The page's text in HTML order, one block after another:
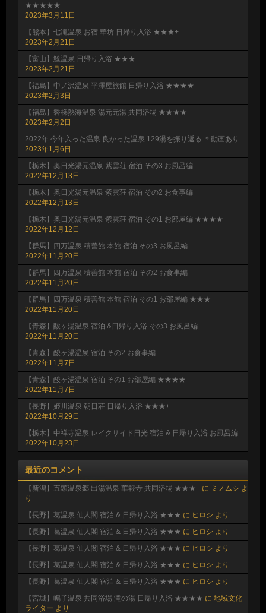
★★★★★
2023年3月11日
【熊本】七滝温泉 お宿 華坊 日帰り入浴 ★★★+
2023年2月21日
【富山】鯰温泉 日帰り入浴 ★★★
2023年2月21日
【福島】中ノ沢温泉 平澤屋旅館 日帰り入浴 ★★★★
2023年2月3日
【福島】磐梯熱海温泉 湯元元湯 共同浴場 ★★★★
2023年2月2日
2022年 今年入った温泉 良かった温泉 129湯を振り返る ＊動画あり
2023年1月6日
【栃木】奥日光湯元温泉 紫雲荘 宿泊 その3 お風呂編
2022年12月13日
【栃木】奥日光湯元温泉 紫雲荘 宿泊 その2 お食事編
2022年12月13日
【栃木】奥日光湯元温泉 紫雲荘 宿泊 その1 お部屋編 ★★★★
2022年12月12日
【群馬】四万温泉 積善館 本館 宿泊 その3 お風呂編
2022年11月20日
【群馬】四万温泉 積善館 本館 宿泊 その2 お食事編
2022年11月20日
【群馬】四万温泉 積善館 本館 宿泊 その1 お部屋編 ★★★+
2022年11月20日
【青森】酸ヶ湯温泉 宿泊 &日帰り入浴 その3 お風呂編
2022年11月20日
【青森】酸ヶ湯温泉 宿泊 その2 お食事編
2022年11月7日
【青森】酸ヶ湯温泉 宿泊 その1 お部屋編 ★★★★
2022年11月7日
【長野】姫川温泉 朝日荘 日帰り入浴 ★★★+
2022年10月29日
【栃木】中禅寺温泉 レイクサイド日光 宿泊 & 日帰り入浴 お風呂編
2022年10月23日
最近のコメント
【新潟】五頭温泉郷 出湯温泉 華報寺 共同浴場 ★★★+ に ミノムシ よ
り
【長野】葛温泉 仙人閣 宿泊 & 日帰り入浴 ★★★ に ヒロシ より
【長野】葛温泉 仙人閣 宿泊 & 日帰り入浴 ★★★ に ヒロシ より
【長野】葛温泉 仙人閣 宿泊 & 日帰り入浴 ★★★ に ヒロシ より
【長野】葛温泉 仙人閣 宿泊 & 日帰り入浴 ★★★ に ヒロシ より
【長野】葛温泉 仙人閣 宿泊 & 日帰り入浴 ★★★ に ヒロシ より
【宮城】鳴子温泉 共同浴場 滝の湯 日帰り入浴 ★★★★ に 地域文化
ライター より